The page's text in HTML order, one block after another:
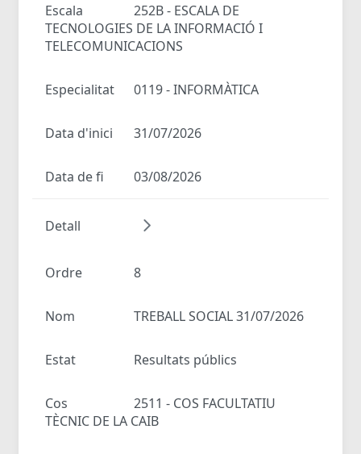
Escala
252B - ESCALA DE
TECNOLOGIES DE LA INFORMACIÓ I
TELECOMUNICACIONS
Especialitat 0119 - INFORMÀTICA
Data d'inici 31/07/2026
Data de fi 03/08/2026
Detall
Ordre 8
Nom TREBALL SOCIAL 31/07/2026
Estat Resultats públics
Cos
2511 - COS FACULTATIU
TÈCNIC DE LA CAIB